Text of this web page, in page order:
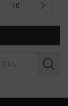
10 next
検